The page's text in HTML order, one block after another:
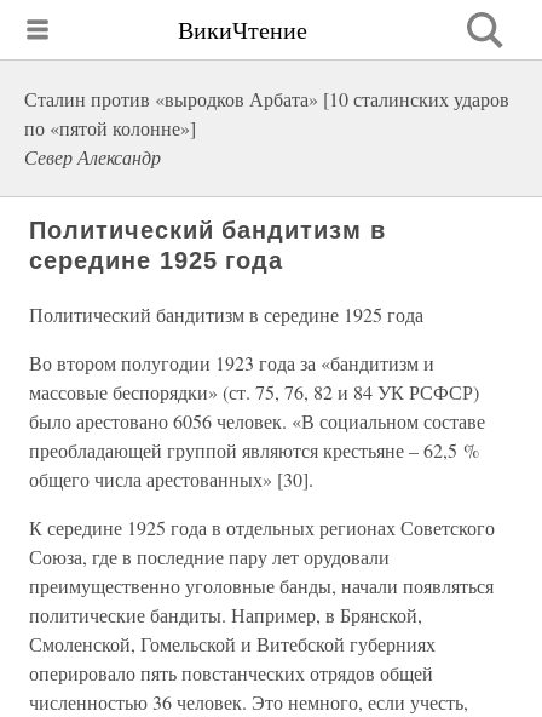
ВикиЧтение
Сталин против «выродков Арбата» [10 сталинских ударов
по «пятой колонне»]
Север Александр
Политический бандитизм в
середине 1925 года
Политический бандитизм в середине 1925 года
Во втором полугодии 1923 года за «бандитизм и
массовые беспорядки» (ст. 75, 76, 82 и 84 УК РСФСР)
было арестовано 6056 человек. «В социальном составе
преобладающей группой являются крестьяне – 62,5 %
общего числа арестованных» [30].
К середине 1925 года в отдельных регионах Советского
Союза, где в последние пару лет орудовали
преимущественно уголовные банды, начали появляться
политические бандиты. Например, в Брянской,
Смоленской, Гомельской и Витебской губерниях
оперировало пять повстанческих отрядов общей
численностью 36 человек. Это немного, если учесть,